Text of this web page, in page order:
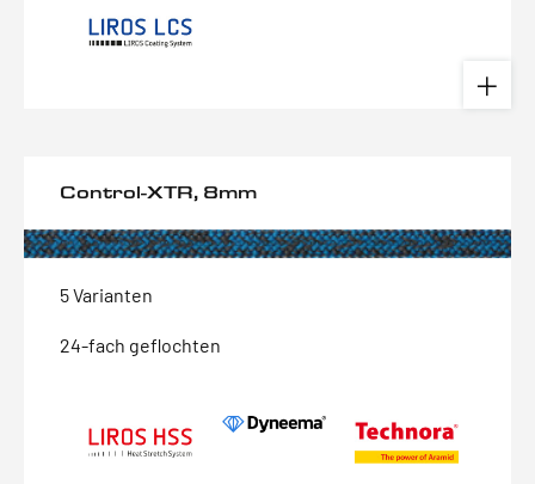
Control-XTR, 8mm
5 Varianten
24-fach geflochten